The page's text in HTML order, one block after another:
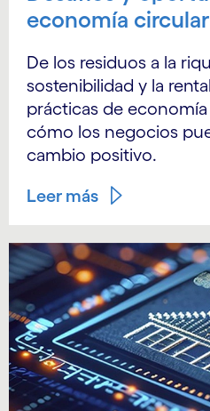
economía circular
De los residuos a la
sostenibilidad y la
prácticas de
cómo los negocios
cambio positivo.
Leer más